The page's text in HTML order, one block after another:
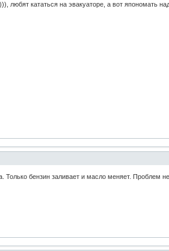
кататься на эвакуаторе, а вот япономать
Только бензин заливает и масло меняет. Проблем